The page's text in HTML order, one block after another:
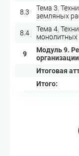
8.3
Тема 3.
земляных
8.4
Тема 4.
монолитных
9
Модуль 9.
Итоговая
Итого: